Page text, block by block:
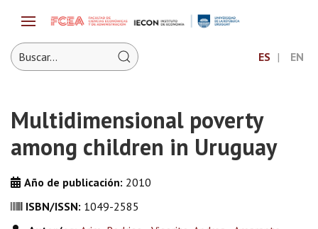
ES EN
Multidimensional poverty
among children in Uruguay
Año de publicación: 2010
ISBN/ISSN: 1049-2585